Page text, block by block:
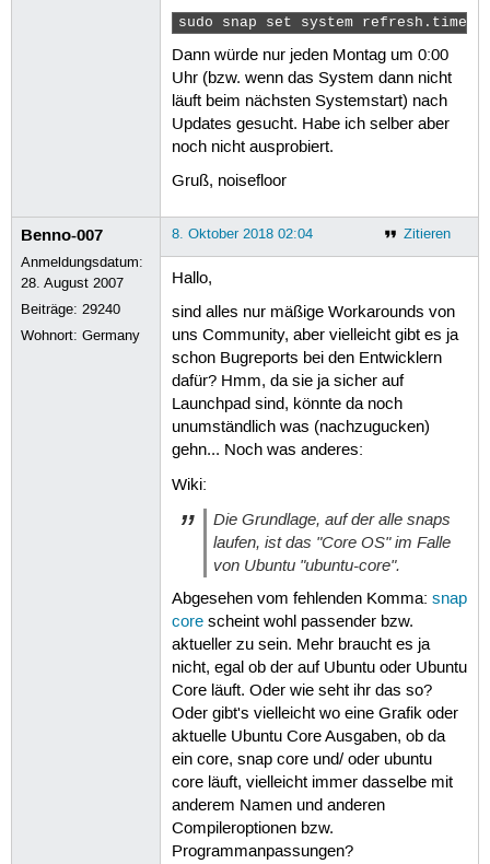
sudo snap set system
Dann würde nur jeden Montag um 0:00
Uhr (bzw. wenn das System dann nicht
läuft beim nächsten Systemstart) nach
Updates gesucht. Habe ich selber aber
noch nicht ausprobiert.
Gruß, noisefloor
Benno-007
Anmeldungsdatum:
28. August 2007
Beiträge:29240
Wohnort: Germany
Zitieren
8. Oktober 2018 02:04
Hallo,
sind alles nur mäßige Workarounds von
uns Community, aber vielleicht gibt es ja
schon Bugreports bei den Entwicklern
dafür? Hmm, da sie ja sicher auf
Launchpad sind, könnte da noch
unumständlich was (nachzugucken)
gehn... Noch was anderes:
Wiki:
Die Grundlage, auf der alle snaps
laufen, ist das "Core OS" im Falle
von Ubuntu "ubuntu-core".
Abgesehen vom fehlenden Komma: snap
corescheint wohl passender bzw.
aktueller zu sein. Mehr braucht es ja
nicht, egal ob der auf Ubuntu oder Ubuntu
Core läuft. Oder wie seht ihr das so?
Oder gibt's vielleicht wo eine Grafik oder
aktuelle Ubuntu Core Ausgaben, ob da
ein core, snap core und/ oder ubuntu
core läuft, vielleicht immer dasselbe mit
anderem Namen und anderen
Compileroptionen bzw.
Programmanpassungen?